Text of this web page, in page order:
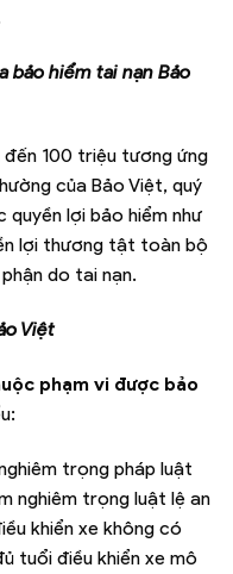
bảo hiểm tai nạn Bảo
100 triệu tương ứng
của Bảo Việt, quý
lợi bảo hiểm như
lợi thương tật toàn bộ
do tai nạn.
Việt
phạm vi được bảo
trọng pháp luật
nghiêm trọng luật lệ an
khiển xe không có
tuổi điều khiển xe mô